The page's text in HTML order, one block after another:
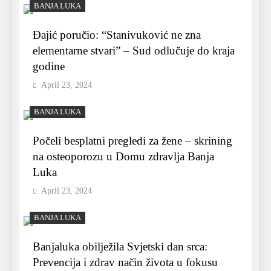
BANJA LUKA
Đajić poručio: “Stanivuković ne zna
elementarne stvari” – Sud odlučuje do kraja
godine
April 23, 2024
BANJA LUKA
Počeli besplatni pregledi za žene – skrining
na osteoporozu u Domu zdravlja Banja
Luka
April 23, 2024
BANJA LUKA
Banjaluka obilježila Svjetski dan srca:
Prevencija i zdrav način života u fokusu